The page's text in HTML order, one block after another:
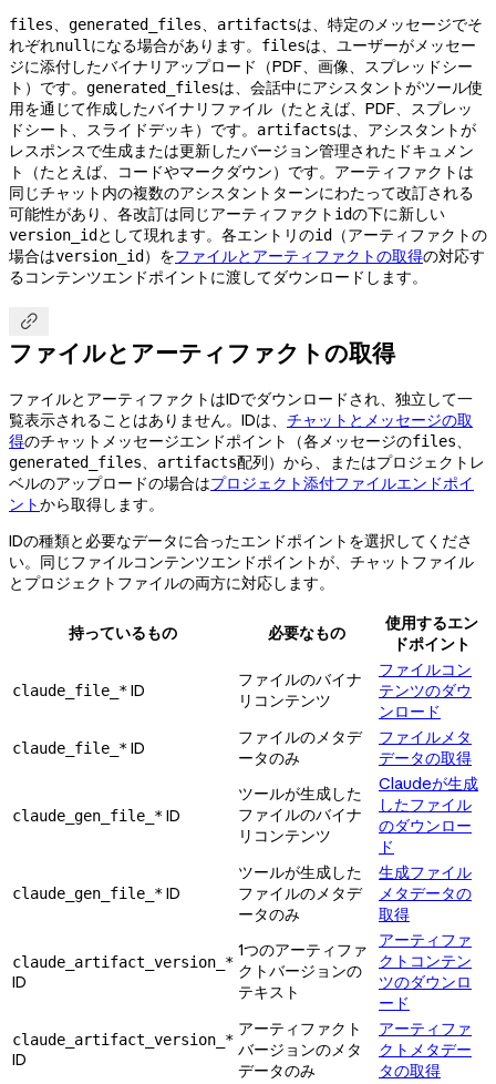
files、 generated_files、 artifactsは、特定のメッセージでそ
れぞれnull になる場合があります。 filesは、ユーザーがメッセー
ジに添付したバイナリアップロード（PDF、画像、スプレッドシー
ト）です。 generated_filesは、会話中にアシスタントがツール使
用を通じて作成したバイナリファイル（たとえば、PDF、スプレッ
ドシート、スライドデッキ）です。
artifactsは、アシスタントが
レスポンスで生成または更新したバージョン管理されたドキュメン
ト（たとえば、コードやマークダウン）です。アーティファクトは
同じチャット内の複数のアシスタントターンにわたって改訂される
可能性があり、各改訂は同じアーティファクト idの下に新しい
version_id として現れます。各エントリのid
（アーティファクトの
場合はversion_id ）をファイルとアーティファクトの取得の対応す
るコンテンツエンドポイントに渡してダウンロードします。

ファイルとアーティファクトの取得
ファイルとアーティファクトはIDでダウンロードされ、独立して一
覧表示されることはありません。IDは、 チャットとメッセージの取
得のチャットメッセージエンドポイント（各メッセージのfiles
generated_files artifacts配列）から、またはプロジェクトレ
ベルのアップロードの場合はプロジェクト添付ファイルエンドポイ
ントから取得します。
IDの種類と必要なデータに合ったエンドポイントを選択してくださ
い。同じファイルコンテンツエンドポイントが、チャットファイル
とプロジェクトファイルの両方に対応します。
持っているもの 必要なもの
使用するエン
ドポイント
claude_file_*ID
ファイルのバイナ
リコンテンツ
ファイルコン
テンツのダウ
ンロード
claude_file_*ID
ファイルのメタデ
ータのみ
ファイルメタ
データの取得
claude_gen_file_*ID
ツールが生成した
ファイルのバイナ
リコンテンツ
Claudeが生成
したファイル
のダウンロー
ド
claude_gen_file_*ID
ツールが生成した
ファイルのメタデ
ータのみ
生成ファイル
メタデータの
取得
claude_artifact_version_*
ID
1つのアーティファ
クトバージョンの
テキスト
アーティファ
クトコンテン
ツのダウンロ
ード
claude_artifact_version_*
ID
アーティファクト
バージョンのメタ
データのみ
アーティファ
クトメタデー
タの取得